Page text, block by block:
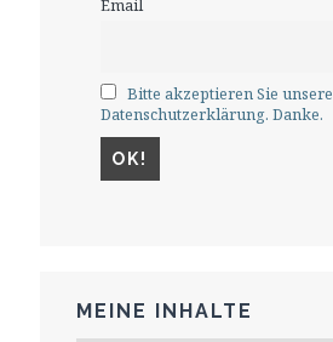
Email
Bitte akzeptieren Sie unsere
Datenschutzerklärung. Danke.
MEINE INHALTE